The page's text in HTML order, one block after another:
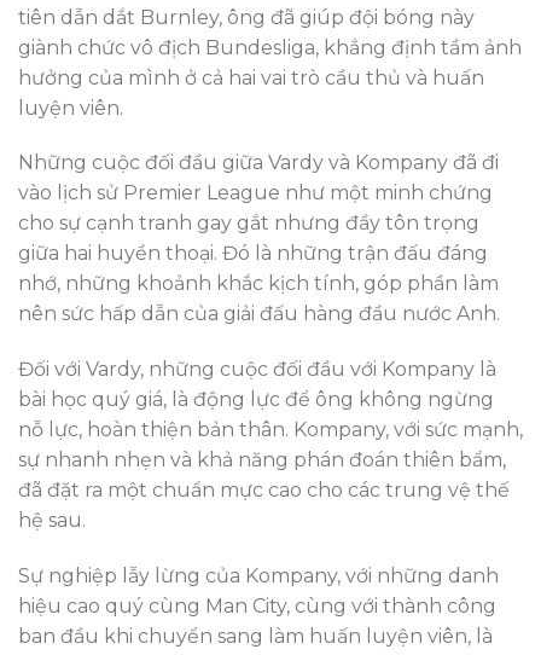
tiên dẫn dắt Burnley, ông đã giúp đội bóng này
giành chức vô địch Bundesliga, khẳng định tầm ảnh
hưởng của mình ở cả hai vai trò cầu thủ và huấn
luyện viên.
Những cuộc đối đầu giữa Vardy và Kompany đã đi
vào lịch sử Premier League như một minh chứng
cho sự cạnh tranh gay gắt nhưng đầy tôn trọng
giữa hai huyền thoại. Đó là những trận đấu đáng
nhớ, những khoảnh khắc kịch tính, góp phần làm
nên sức hấp dẫn của giải đấu hàng đầu nước Anh.
Đối với Vardy, những cuộc đối đầu với Kompany là
bài học quý giá, là động lực để ông không ngừng
nỗ lực, hoàn thiện bản thân. Kompany, với sức mạnh,
sự nhanh nhẹn và khả năng phán đoán thiên bẩm,
đã đặt ra một chuẩn mực cao cho các trung vệ thế
hệ sau.
Sự nghiệp lẫy lừng của Kompany, với những danh
hiệu cao quý cùng Man City, cùng với thành công
ban đầu khi chuyển sang làm huấn luyện viên, là